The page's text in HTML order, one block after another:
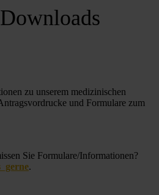
zu unserem medizinischen
und Formulare zum
gerne.